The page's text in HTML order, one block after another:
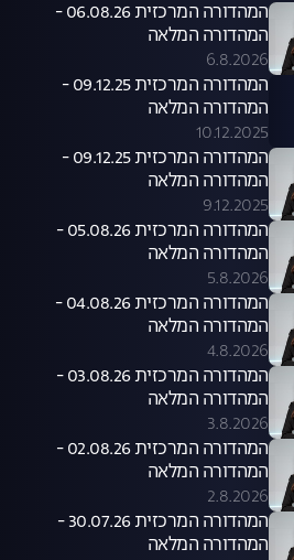
המהדורה המרכזית 06.08.26 -
המהדורה המלאה
6.8.2026
המהדורה המרכזית 09.12.25 -
המהדורה המלאה
10.12.2025
המהדורה המרכזית 09.12.25 -
המהדורה המלאה
9.12.2025
המהדורה המרכזית 05.08.26 -
המהדורה המלאה
5.8.2026
המהדורה המרכזית 04.08.26 -
המהדורה המלאה
4.8.2026
המהדורה המרכזית 03.08.26 -
המהדורה המלאה
3.8.2026
המהדורה המרכזית 02.08.26 -
המהדורה המלאה
2.8.2026
המהדורה המרכזית 30.07.26 -
המהדורה המלאה